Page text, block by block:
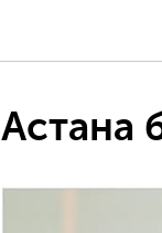
Астана